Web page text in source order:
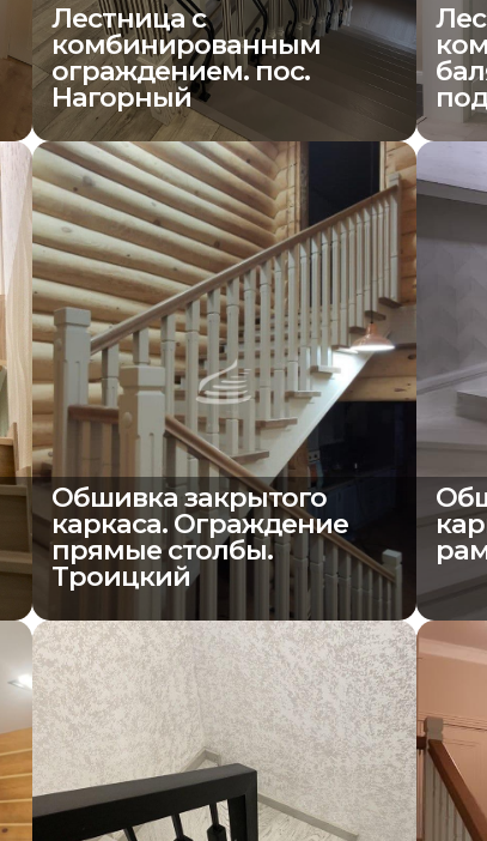
Лестница с
комбинированным
ограждением. пос.
Нагорный
Обшивка закрытого
каркаса. Ограждение
прямые столбы.
Троицкий